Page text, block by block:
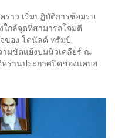
าว เริ่มปฏิบัติการซ้อมรบ
ใกล้จุดที่สามารถโจมตี
ของ โดนัลด์ ทรัมป์
ามขัดแย้งปมนิวเคลียร์ ณ
ร่านประกาศปิดช่องแคบฮ